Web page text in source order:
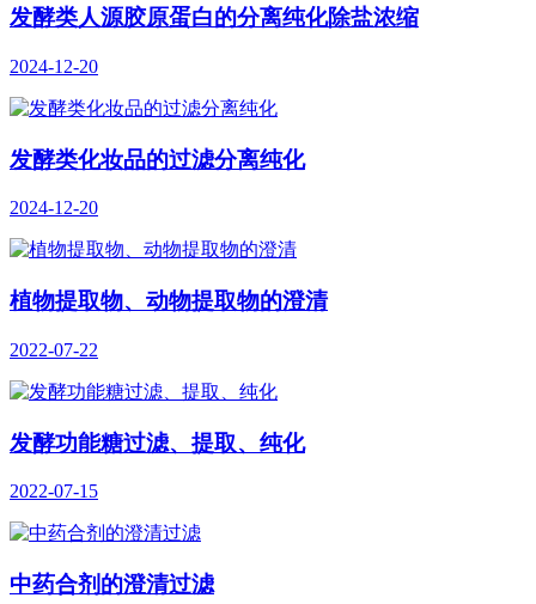
发酵类人源胶原蛋白的分离纯化除盐浓缩
2024-12-20
发酵类化妆品的过滤分离纯化
2024-12-20
植物提取物、动物提取物的澄清
2022-07-22
发酵功能糖过滤、提取、纯化
2022-07-15
中药合剂的澄清过滤